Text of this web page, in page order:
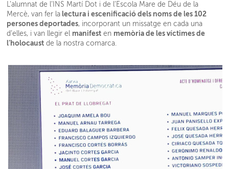
L’alumnat de l’INS Martí Dot i de l’Escola Mare de Déu de la
Mercè, van fer la lectura i escenificació dels noms de les 102
persones deportades, incorporant un missatge en cada una
d’elles, i van llegir el manifest en memòria de les víctimes de
l’holocaust de la nostra comarca.